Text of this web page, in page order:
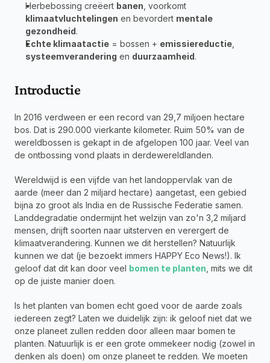
Herbebossing creëert banen
klimaatvluchtelingen en bevordert mentale
gezondheid.
Echte klimaatactie = bossen + emissiereductie
systeemverandering en duurzaamheid.
Introductie
In 2016 verdween er een record van 29,7 miljoen hectare
bos. Dat is 290.000 vierkante kilometer. Ruim 50% van de
wereldbossen is gekapt in de afgelopen 100 jaar. Veel van
de ontbossing vond plaats in derdewereldlanden.
Wereldwijd is een vijfde van het landoppervlak van de
aarde (meer dan 2 miljard hectare) aangetast, een gebied
bijna zo groot als India en de Russische Federatie samen.
Landdegradatie ondermijnt het welzijn van zo'n 3,2 miljard
mensen, drijft soorten naar uitsterven en verergert de
klimaatverandering. Kunnen we dit herstellen? Natuurlijk
kunnen we dat (je bezoekt immers HAPPY Eco News!). Ik
geloof dat dit kan door veel bomen te planten , mits we dit
op de juiste manier doen.
Is het planten van bomen echt goed voor de aarde zoals
iedereen zegt? Laten we duidelijk zijn: ik geloof niet dat we
onze planeet zullen redden door alleen maar bomen te
planten. Natuurlijk is er een grote ommekeer nodig (zowel in
denken als doen) om onze planeet te redden. We moeten